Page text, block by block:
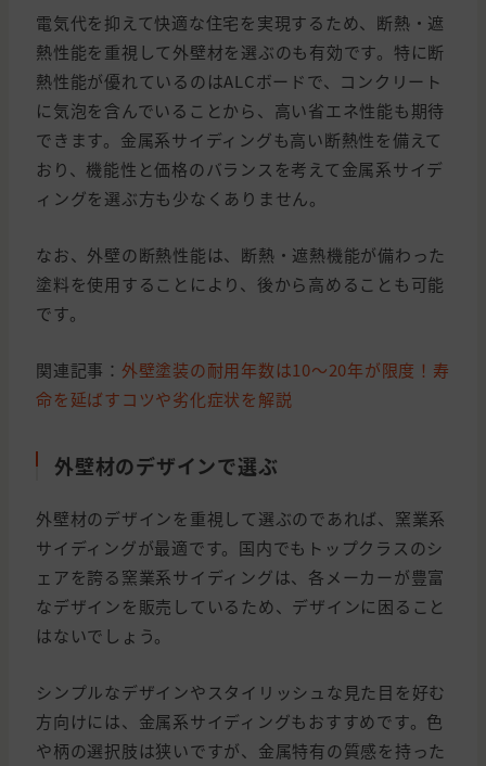
電気代を抑えて快適な住宅を実現するため、断熱・遮
熱性能を重視して外壁材を選ぶのも有効です。特に断
熱性能が優れているのはALCボードで、コンクリート
に気泡を含んでいることから、高い省エネ性能も期待
できます。金属系サイディングも高い断熱性を備えて
おり、機能性と価格のバランスを考えて金属系サイデ
ィングを選ぶ方も少なくありません。
なお、外壁の断熱性能は、断熱・遮熱機能が備わった
塗料を使用することにより、後から高めることも可能
です。
関連記事： 外壁塗装の耐用年数は10〜20年が限度！寿
命を延ばすコツや劣化症状を解説
外壁材のデザインで選ぶ
外壁材のデザインを重視して選ぶのであれば、窯業系
サイディングが最適です。国内でもトップクラスのシ
ェアを誇る窯業系サイディングは、各メーカーが豊富
なデザインを販売しているため、デザインに困ること
はないでしょう。
シンプルなデザインやスタイリッシュな見た目を好む
方向けには、金属系サイディングもおすすめです。色
や柄の選択肢は狭いですが、金属特有の質感を持った